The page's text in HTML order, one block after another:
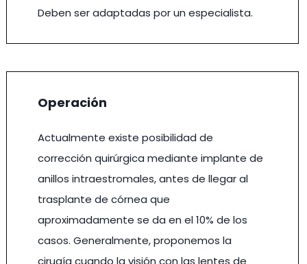
Deben ser adaptadas por un especialista.
Operación
Actualmente existe posibilidad de
corrección quirúrgica mediante implante de
anillos intraestromales, antes de llegar al
trasplante de córnea que
aproximadamente se da en el 10% de los
casos. Generalmente, proponemos la
cirugía cuando la visión con las lentes de